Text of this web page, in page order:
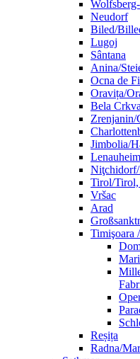
Neudorf
Biled/
Lugoj
Sântana
Anina/
Ocna de
Oravița/
Bela
Zrenjanin/
Jimbolia/
Lenauheim
Tirol/Tirol,
Vršac
Arad
Timişoara
Reșița
Radna/